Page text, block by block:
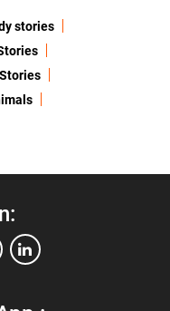
stories